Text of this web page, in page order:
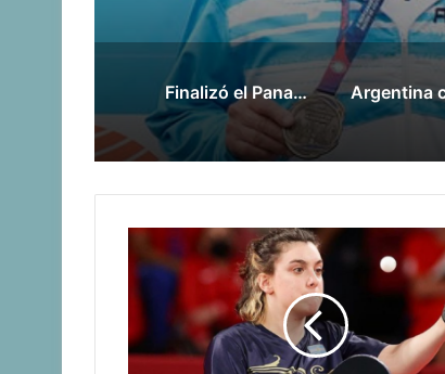
Finalizó el Panamericano de Atletismo con una buena actuación de Argentina